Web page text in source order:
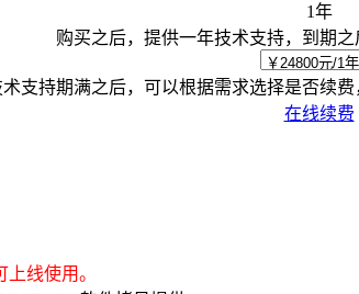
1年
购买之后，提供一年技术支持，到期
术支持期满之后，可以根据需求选择是否续
在线续费
线使用。